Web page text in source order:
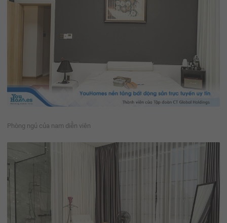
Phòng ngủ của nam diễn viên